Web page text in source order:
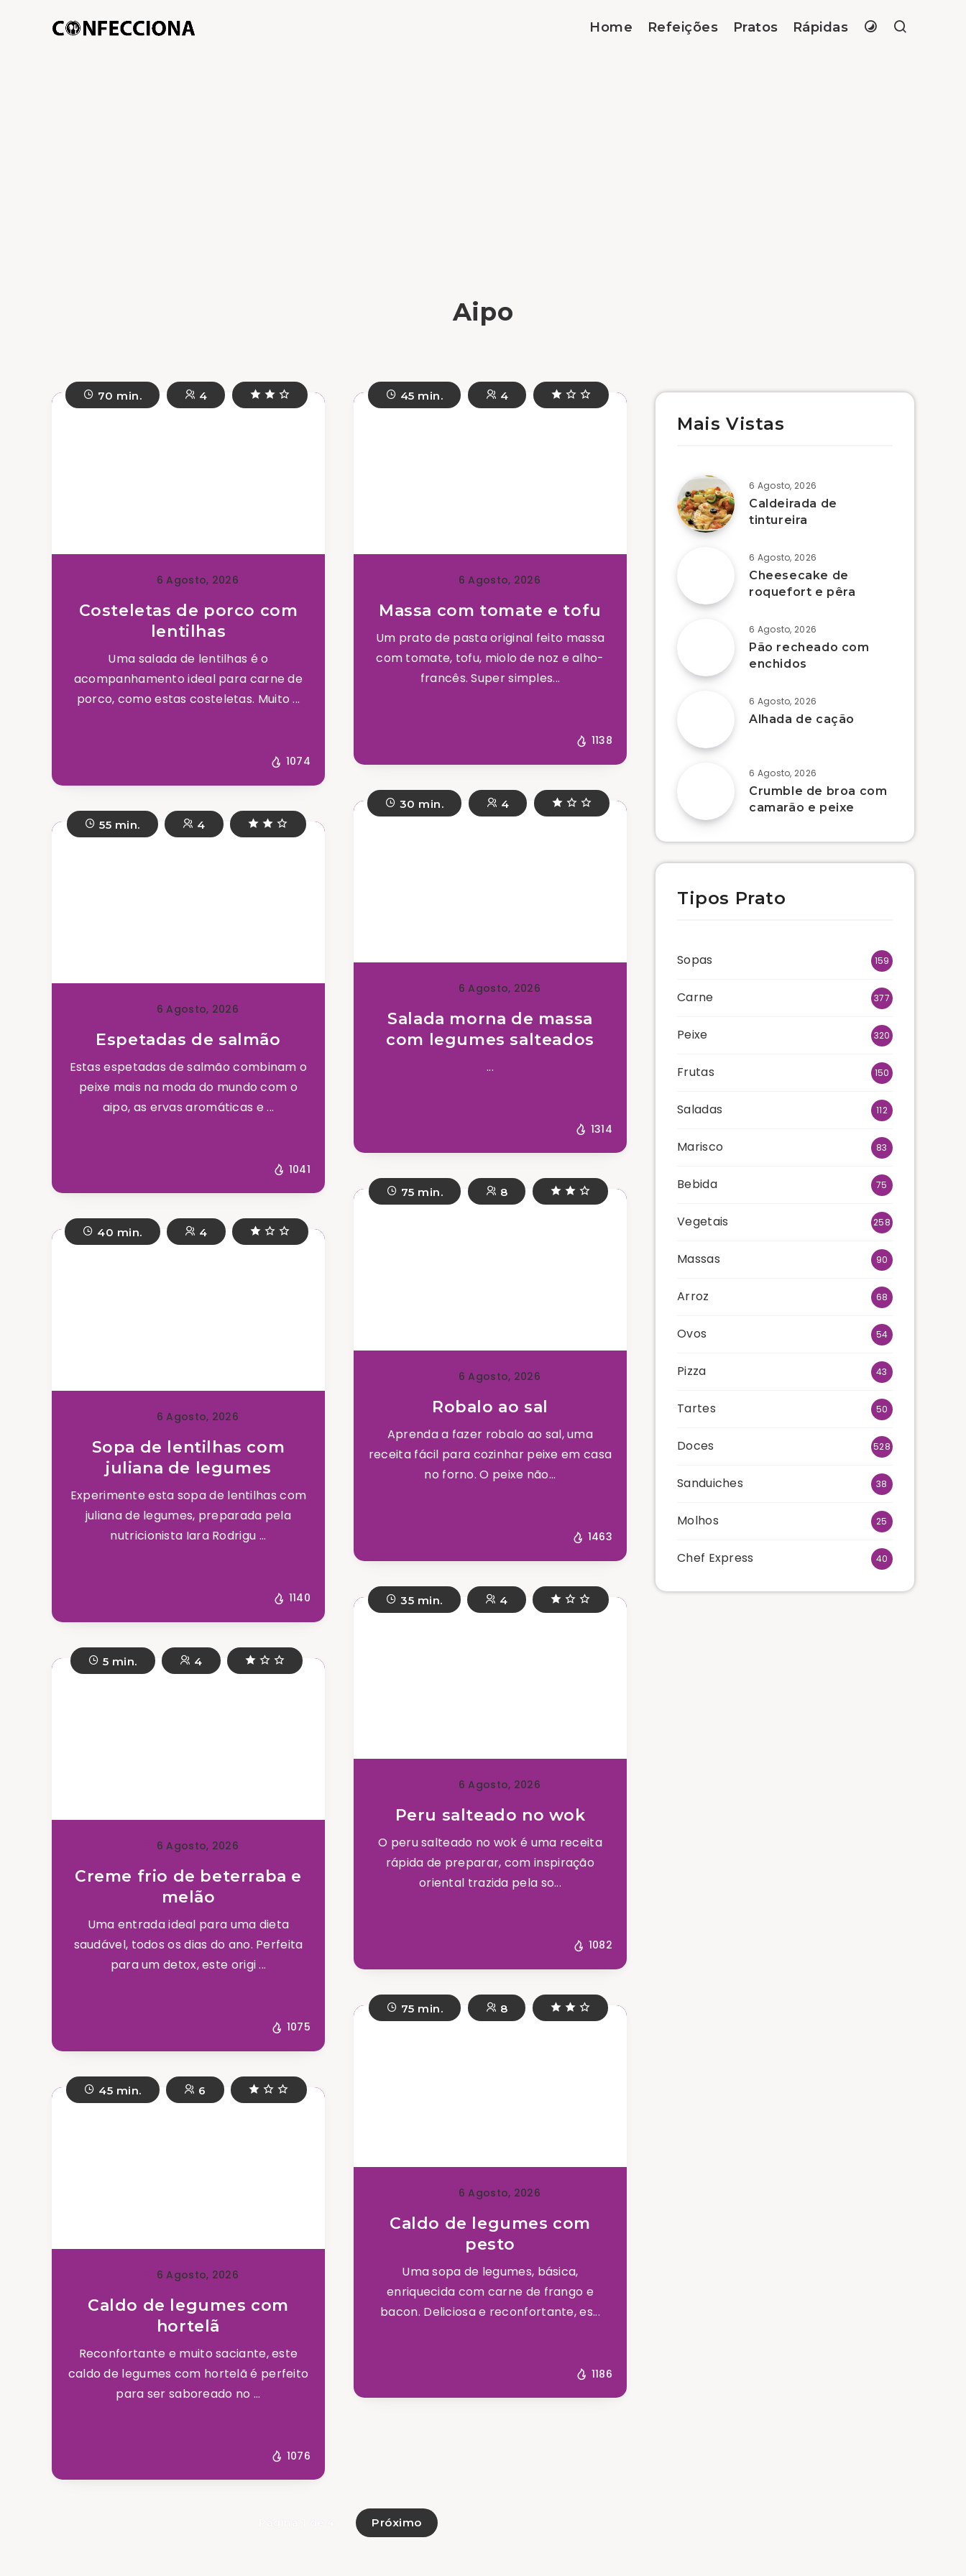
Home Refeições Pratos Rápidas
Aipo
70 min. 4
6 Agosto, 2026
Costeletas de porco com
lentilhas
Uma salada de lentilhas é o
acompanhamento ideal para carne de
porco, como estas costeletas. Muito ...
1074
45 min. 4
6 Agosto, 2026
Massa com tomate e tofu
Um prato de pasta original feito massa
com tomate, tofu, miolo de noz e alho-
francês. Super simples...
1138
55 min. 4
6 Agosto, 2026
Espetadas de salmão
Estas espetadas de salmão combinam o
peixe mais na moda do mundo com o
aipo, as ervas aromáticas e ...
1041
30 min. 4
6 Agosto, 2026
Salada morna de massa
com legumes salteados
...
1314
40 min. 4
6 Agosto, 2026
Sopa de lentilhas com
juliana de legumes
Experimente esta sopa de lentilhas com
juliana de legumes, preparada pela
nutricionista Iara Rodrigu ...
1140
75 min. 8
6 Agosto, 2026
Robalo ao sal
Aprenda a fazer robalo ao sal, uma
receita fácil para cozinhar peixe em casa
no forno. O peixe não...
1463
5 min. 4
6 Agosto, 2026
Creme frio de beterraba e
melão
Uma entrada ideal para uma dieta
saudável, todos os dias do ano. Perfeita
para um detox, este origi ...
1075
35 min. 4
6 Agosto, 2026
Peru salteado no wok
O peru salteado no wok é uma receita
rápida de preparar, com inspiração
oriental trazida pela so...
1082
45 min. 6
6 Agosto, 2026
Caldo de legumes com
hortelã
Reconfortante e muito saciante, este
caldo de legumes com hortelã é perfeito
para ser saboreado no ...
1076
75 min. 8
6 Agosto, 2026
Caldo de legumes com
pesto
Uma sopa de legumes, básica,
enriquecida com carne de frango e
bacon. Deliciosa e reconfortante, es...
1186
Próximo
Mais Vistas
6 Agosto, 2026
Caldeirada de
tintureira
6 Agosto, 2026
Cheesecake de
roquefort e pêra
6 Agosto, 2026
Pão recheado com
enchidos
6 Agosto, 2026
Alhada de cação
6 Agosto, 2026
Crumble de broa com
camarão e peixe
Tipos Prato
Sopas 159
Carne 377
Peixe 320
Frutas 150
Saladas 112
Marisco 83
Bebida 75
Vegetais 258
Massas 90
Arroz 68
Ovos 54
Pizza 43
Tartes 50
Doces 528
Sanduiches 38
Molhos 25
Chef Express 40